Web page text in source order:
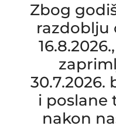
Zbog
razdoblju
30.7.2026.
i poslane
nakon